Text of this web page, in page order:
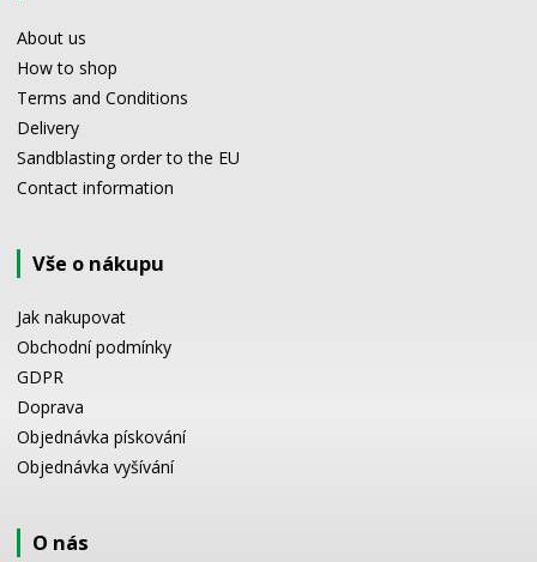
About us
How to shop
Terms and Conditions
Delivery
Sandblasting order to the EU
Contact information
Vše o nákupu
Jak nakupovat
Obchodní podmínky
GDPR
Doprava
Objednávka pískování
Objednávka vyšívání
O nás